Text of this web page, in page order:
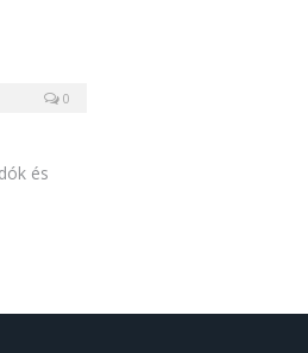
0
és